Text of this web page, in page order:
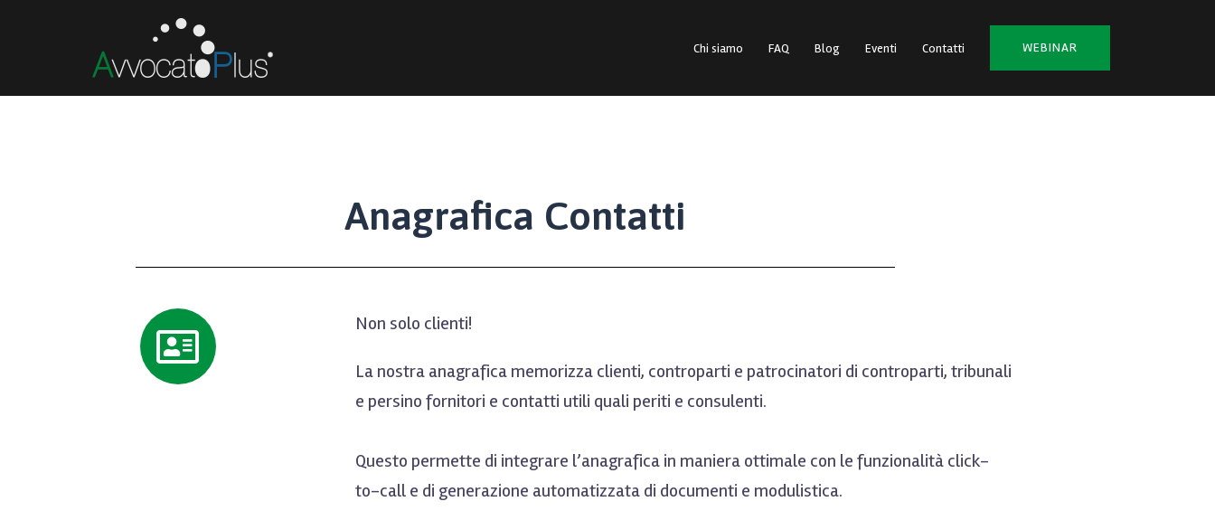
Chi siamo FAQ Blog Eventi Contatti WEBINAR
Anagrafica Contatti
Non solo clienti!
La nostra anagrafica memorizza clienti, controparti e patrocinatori di controparti, tribunali
e persino fornitori e contatti utili quali periti e consulenti.
Questo permette di integrare l’anagrafica in maniera ottimale con le funzionalità click-
to-call e di generazione automatizzata di documenti e modulistica.